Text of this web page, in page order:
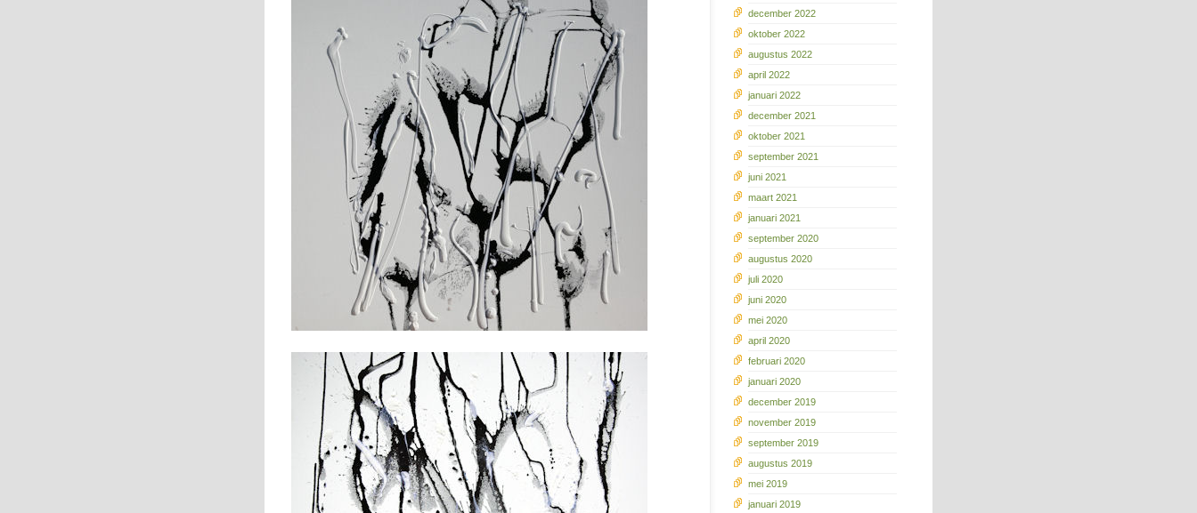
december 2022
oktober 2022
augustus 2022
april 2022
januari 2022
december 2021
oktober 2021
september 2021
juni 2021
maart 2021
januari 2021
september 2020
augustus 2020
juli 2020
juni 2020
mei 2020
april 2020
februari 2020
januari 2020
december 2019
november 2019
september 2019
augustus 2019
mei 2019
januari 2019